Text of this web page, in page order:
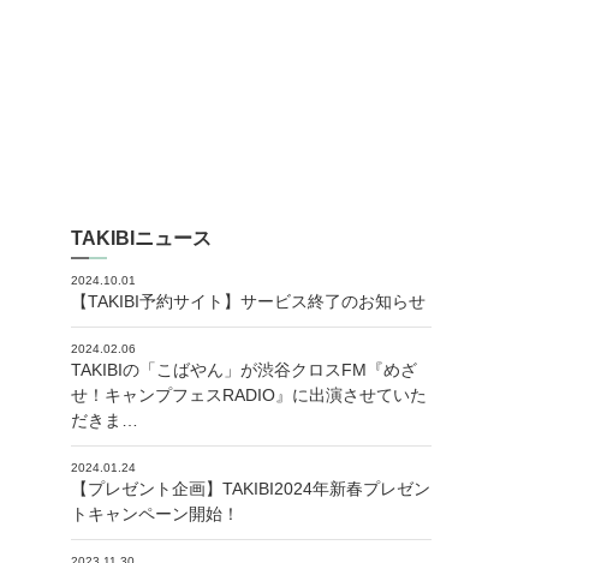
TAKIBIニュース
2024.10.01
【TAKIBI予約サイト】サービス終了のお知らせ
2024.02.06
TAKIBIの「こばやん」が渋谷クロスFM『めざ
せ！キャンプフェスRADIO』に出演させていた
だきま…
2024.01.24
【プレゼント企画】TAKIBI2024年新春プレゼン
トキャンペーン開始！